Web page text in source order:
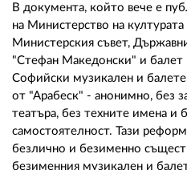
В документа, който вече е
на Министерство на културата
Министерския съвет,
"Стефан Македонски" и балет
Софийски музикален и
от "Арабеск" - анонимно, без
театъра, без техните имена и
самостоятелност. Тази
безлично и безименно
безименния музикален и